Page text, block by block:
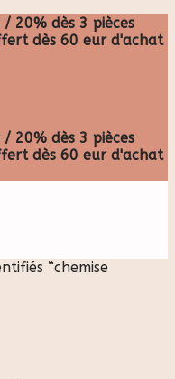
20% dès 3 pièces
dès 60 eur d'achat
20% dès 3 pièces
dès 60 eur d'achat
“chemise